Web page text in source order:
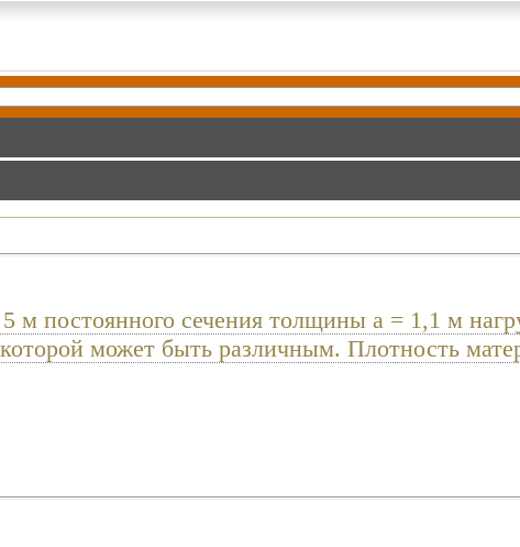
м постоянного сечения толщины a = 1,1 м
может быть различным. Плотность